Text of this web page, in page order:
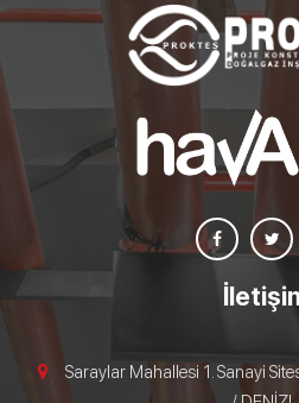
Saraylar Mahallesi 1. Sanayi